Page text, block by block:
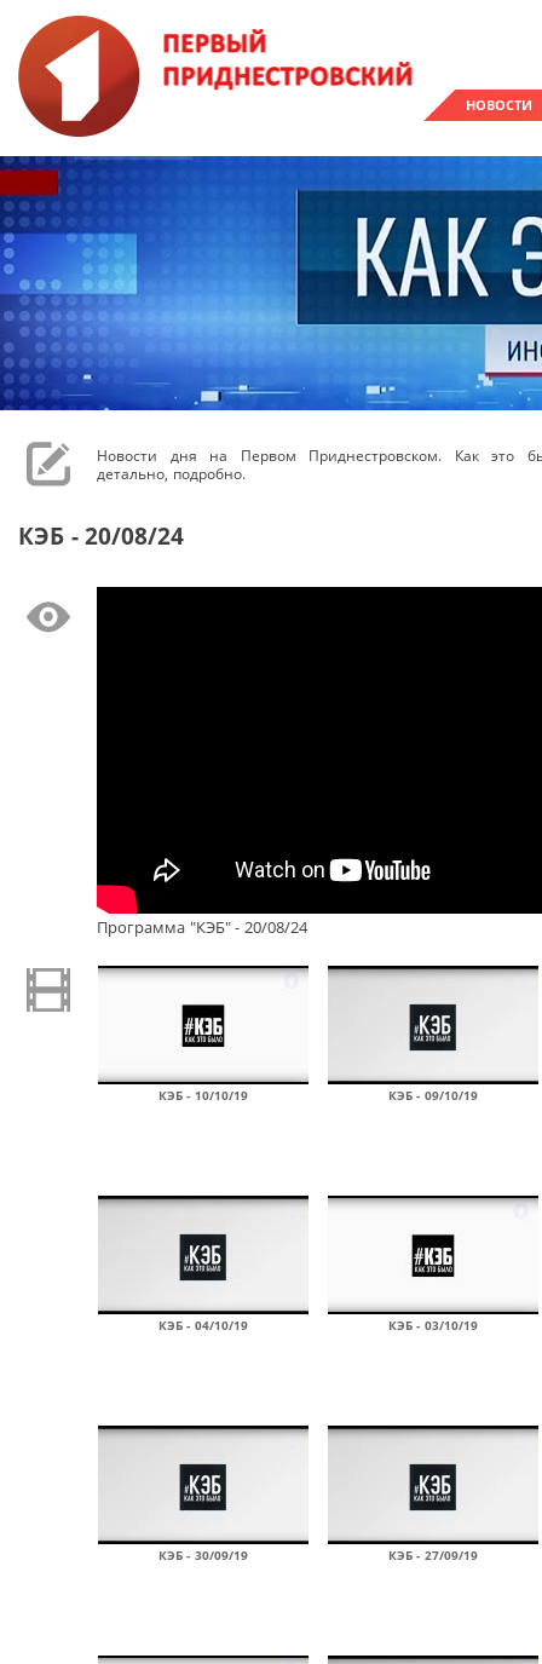
НОВОСТИ
Новости дня на Первом Приднестровском. Как это
детально, подробно.
КЭБ - 20/08/24
Программа "КЭБ" - 20/08/24
КЭБ - 10/10/19 КЭБ - 09/10/19
КЭБ - 04/10/19 КЭБ - 03/10/19
КЭБ - 30/09/19 КЭБ - 27/09/19